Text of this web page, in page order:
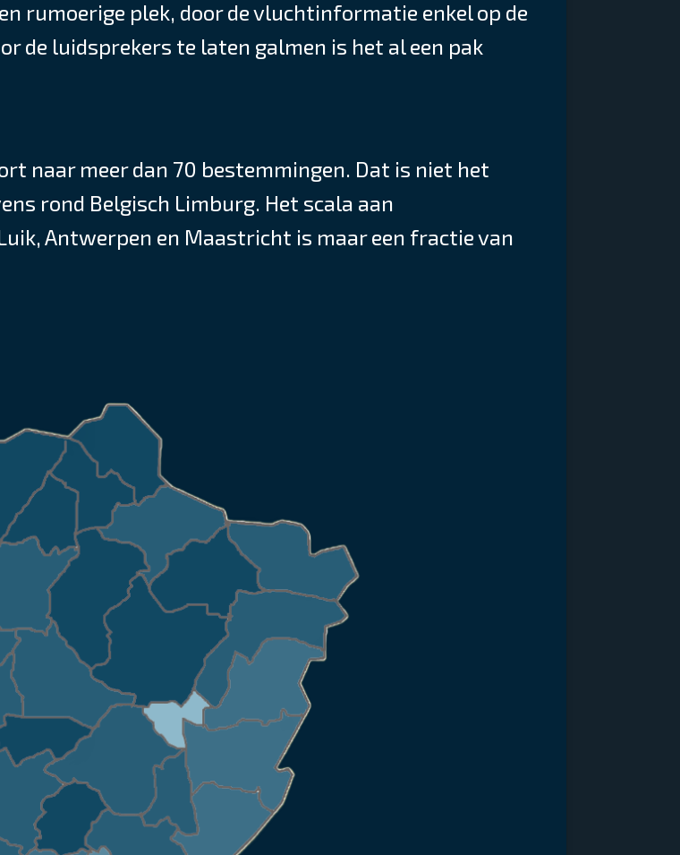
rumoerige plek, door de vluchtinformatie enkel op de
de luidsprekers te laten galmen is het al een pak
naar meer dan 70 bestemmingen. Dat is niet het
rond Belgisch Limburg. Het scala aan
Antwerpen en Maastricht is maar een fractie van